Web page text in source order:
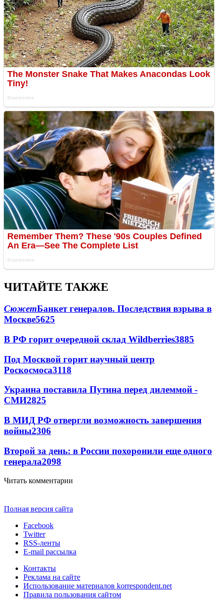
ЧИТАЙТЕ ТАКЖЕ
СюжетБанкет генералов. Последствия взрыва в
Москве5625
В РФ горит очередной склад Wildberries3885
Под Москвой горит научный центр
Роскосмоса3118
Украина поставила Путина перед дилеммой -
СМИ2825
В МИД РФ отвергли возможность завершения
войны2306
Второй за день: в России похоронили еще одного
генерала2098
Читать комментарии
Полная версия сайта
Facebook
Twitter
RSS-ленты
E-mail рассылка
Контакты
Реклама на сайте
Использование материалов korrespondent.net
Правила пользования сайтом